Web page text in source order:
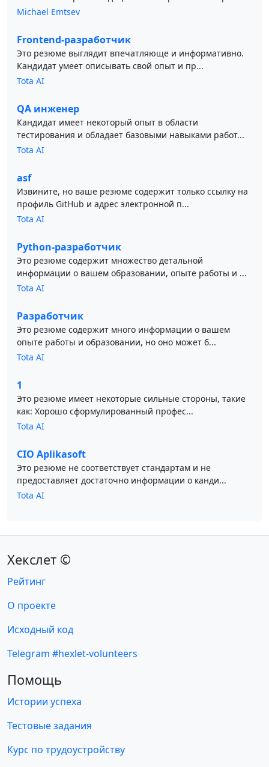
Michael Emtsev
Frontend-разработчик
Это резюме выглядит впечатляюще и информативно.
Кандидат умеет описывать свой опыт и пр...
Tota AI
QA инженер
Кандидат имеет некоторый опыт в области
тестирования и обладает базовыми навыками работ...
Tota AI
asf
Извините, но ваше резюме содержит только ссылку на
профиль GitHub и адрес электронной п...
Tota AI
Python-разработчик
Это резюме содержит множество детальной
информации о вашем образовании, опыте работы и ...
Tota AI
Разработчик
Это резюме содержит много информации о вашем
опыте работы и образовании, но оно может б...
Tota AI
1
Это резюме имеет некоторые сильные стороны, такие
как: Хорошо сформулированный профес...
Tota AI
CIO Aplikasoft
Это резюме не соответствует стандартам и не
предоставляет достаточно информации о канди...
Tota AI
Хекслет ©
Рейтинг
О проекте
Исходный код
Telegram #hexlet-volunteers
Помощь
Истории успеха
Тестовые задания
Курс по трудоустройству